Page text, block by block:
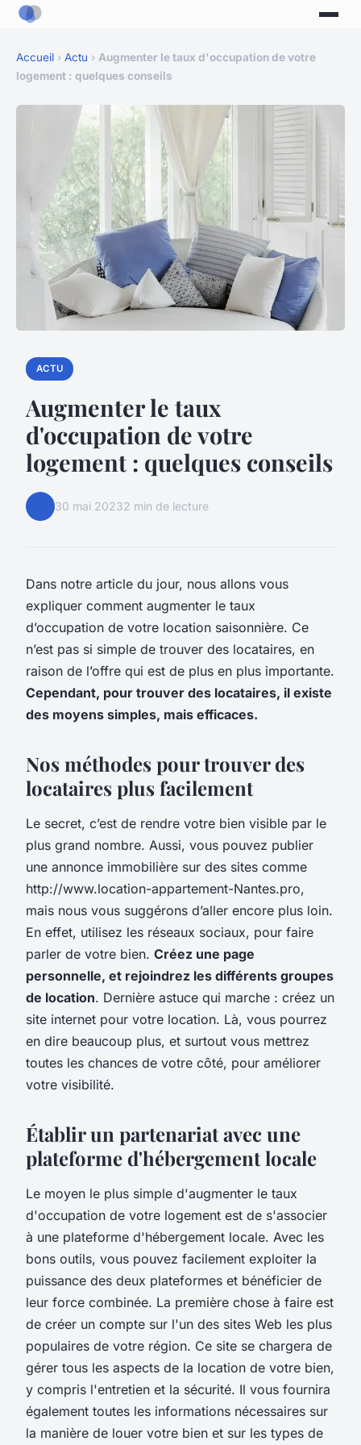
Accueil › Actu › Augmenter le taux d'occupation de votre
logement : quelques conseils
ACTU
Augmenter le taux
d'occupation de votre
logement : quelques conseils
30 mai 20232 min de lecture
Dans notre article du jour, nous allons vous
expliquer comment augmenter le taux
d’occupation de votre location saisonnière. Ce
n’est pas si simple de trouver des locataires, en
raison de l’offre qui est de plus en plus importante.
Cependant, pour trouver des locataires, il existe
des moyens simples, mais efficaces.
Nos méthodes pour trouver des
locataires plus facilement
Le secret, c’est de rendre votre bien visible par le
plus grand nombre. Aussi, vous pouvez publier
une annonce immobilière sur des sites comme
http://www.location-appartement-Nantes.pro,
mais nous vous suggérons d’aller encore plus loin.
En effet, utilisez les réseaux sociaux, pour faire
parler de votre bien. Créez une page
personnelle, et rejoindrez les différents groupes
de location. Dernière astuce qui marche : créez un
site internet pour votre location. Là, vous pourrez
en dire beaucoup plus, et surtout vous mettrez
toutes les chances de votre côté, pour améliorer
votre visibilité.
Établir un partenariat avec une
plateforme d'hébergement locale
Le moyen le plus simple d'augmenter le taux
d'occupation de votre logement est de s'associer
à une plateforme d'hébergement locale. Avec les
bons outils, vous pouvez facilement exploiter la
puissance des deux plateformes et bénéficier de
leur force combinée. La première chose à faire est
de créer un compte sur l'un des sites Web les plus
populaires de votre région. Ce site se chargera de
gérer tous les aspects de la location de votre bien,
y compris l'entretien et la sécurité. Il vous fournira
également toutes les informations nécessaires sur
la manière de louer votre bien et sur les types de